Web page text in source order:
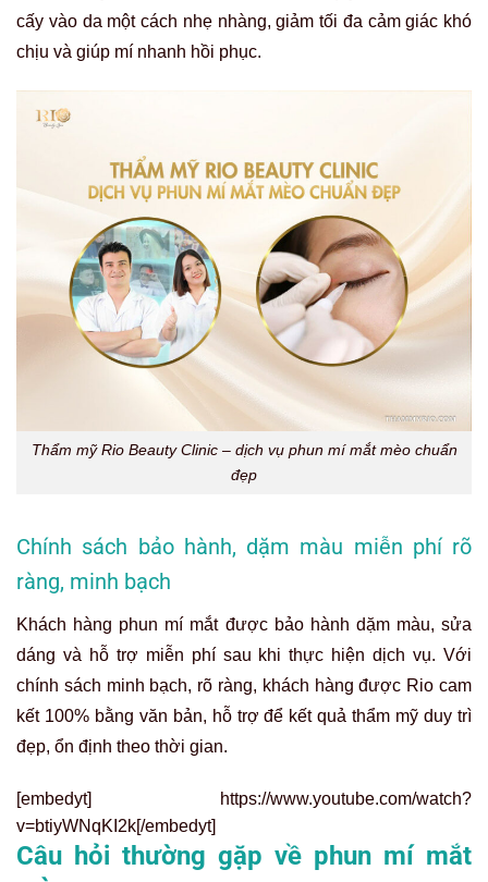
cấy vào da một cách nhẹ nhàng, giảm tối đa cảm giác khó
chịu và giúp mí nhanh hồi phục.
Thẩm mỹ Rio Beauty Clinic – dịch vụ phun mí mắt mèo chuẩn
đẹp
Chính sách bảo hành, dặm màu miễn phí rõ
ràng, minh bạch
Khách hàng phun mí mắt được bảo hành dặm màu, sửa
dáng và hỗ trợ miễn phí sau khi thực hiện dịch vụ. Với
chính sách minh bạch, rõ ràng, khách hàng được Rio cam
kết 100% bằng văn bản, hỗ trợ để kết quả thẩm mỹ duy trì
đẹp, ổn định theo thời gian.
[embedyt] https://www.youtube.com/watch?
v=btiyWNqKI2k[/embedyt]
Câu hỏi thường gặp về phun mí mắt